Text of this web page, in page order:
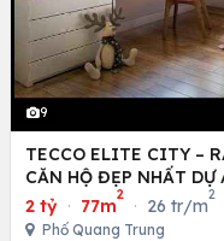
9
TECCO ELITE CITY –
CĂN HỘ ĐẸP NHẤT DỰ
2 tỷ · 77m
2
· 26 tr/m
2
Phố Quang Trung